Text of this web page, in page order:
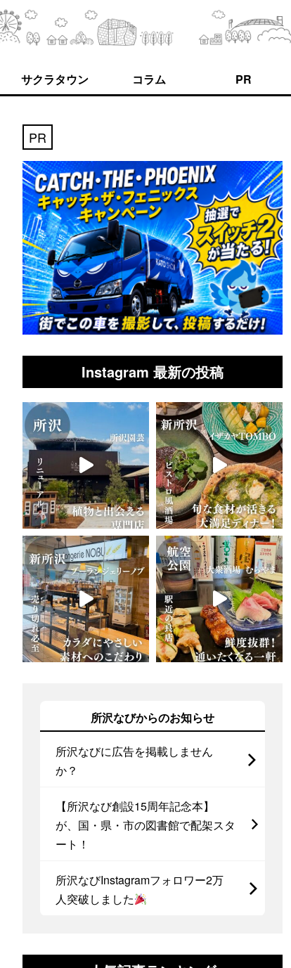
サクラタウン コラム PR
PR
Instagram 最新の投稿
所沢なびからのお知らせ
所沢なびに広告を掲載しません
か？
【所沢なび創設15周年記念本】
が、国・県・市の図書館で配架スタ
ート！
所沢なびInstagramフォロワー2万
人突破しました